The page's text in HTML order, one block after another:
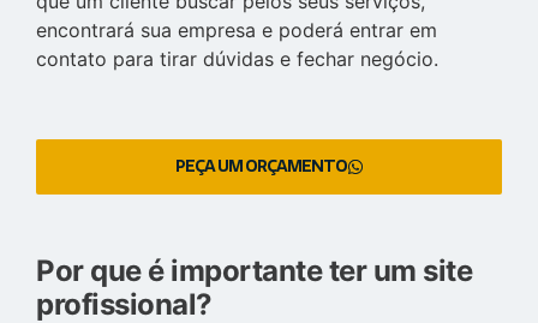
encontrará sua empresa e poderá entrar em
contato para tirar dúvidas e fechar negócio.
PEÇA UM ORÇAMENTO
Por que é importante ter um site
profissional?